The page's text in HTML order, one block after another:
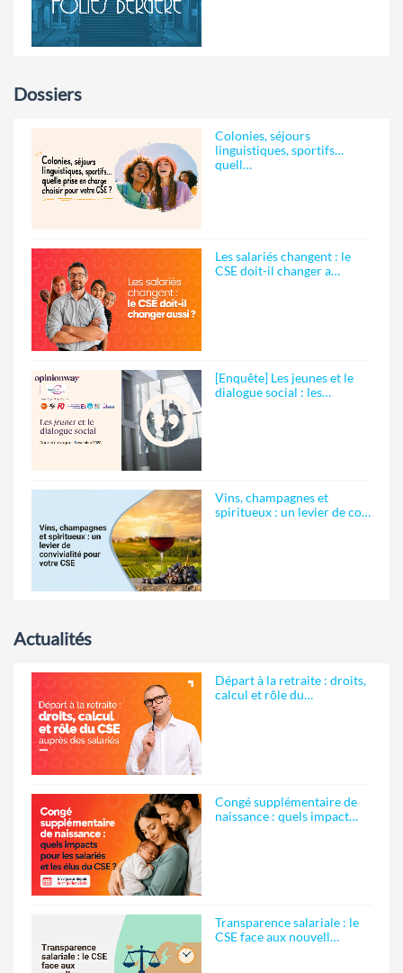
Dossiers
Colonies, séjours
linguistiques, sportifs…
quell…
Les salariés changent : le
CSE doit-il changer a…
[Enquête] Les jeunes et le
dialogue social : les…
Vins, champagnes et
spiritueux : un levier de co…
Actualités
Départ à la retraite : droits,
calcul et rôle du…
Congé supplémentaire de
naissance : quels impact…
Transparence salariale : le
CSE face aux nouvell…